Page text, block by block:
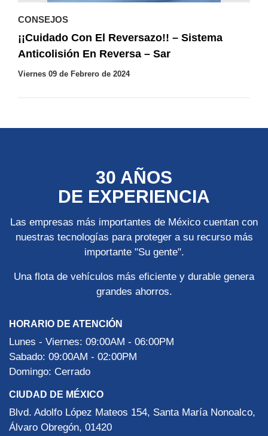
CONSEJOS
¡¡Cuidado Con El Reversazo!! – Sistema
Anticolisión En Reversa – Sar
Viernes 09 de Febrero de 2024
30 AÑOS
DE EXPERIENCIA
Las empresas más importantes de México cuentan con
nuestras tecnologías para proteger a su recurso más
importante "Su gente".
Una flota de vehículos más eficiente y durable genera
grandes ahorros.
HORARIO DE ATENCIÓN
Lunes - Viernes: 09:00AM - 06:00PM
Sabado: 09:00AM - 02:00PM
Domingo: Cerrado
CIUDAD DE MÉXICO
Blvd. Adolfo López Mateos 154, Santa María Nonoalco,
Álvaro Obregón, 01420